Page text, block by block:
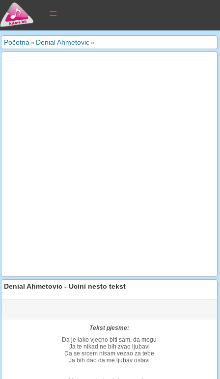
tekstovi pjesama
Početna » Denial Ahmetovic »
Denial Ahmetovic - Ucini nesto tekst
Tekst pjesme:
Da je lako vjecno biti sam, da mogu
Ja te nikad ne bih zvao ljubavi
Da se srcem nisam vezao za tebe
Ja bih dao da me ljubav ostavi